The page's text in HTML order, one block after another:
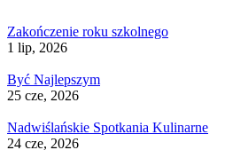
Zakończenie roku szkolnego
1 lip, 2026
Być Najlepszym
25 cze, 2026
Nadwiślańskie Spotkania Kulinarne
24 cze, 2026